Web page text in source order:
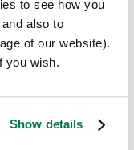
to see how you
also to
of our website).
you wish.
Show details
zu